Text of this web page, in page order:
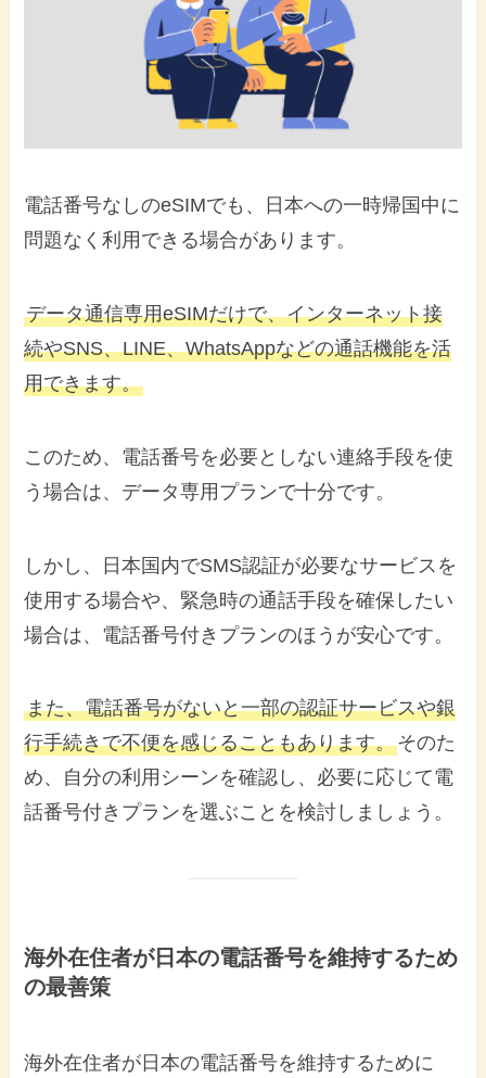
電話番号なしのeSIMでも、日本への一時帰国中に
問題なく利用できる場合があります。
データ通信専用eSIMだけで、インターネット接
続やSNS、LINE、WhatsAppなどの通話機能を活
用できます。
このため、電話番号を必要としない連絡手段を使
う場合は、データ専用プランで十分です。
しかし、日本国内でSMS認証が必要なサービスを
使用する場合や、緊急時の通話手段を確保したい
場合は、電話番号付きプランのほうが安心です。
また、電話番号がないと一部の認証サービスや銀
行手続きで不便を感じることもあります。そのた
め、自分の利用シーンを確認し、必要に応じて電
話番号付きプランを選ぶことを検討しましょう。
海外在住者が日本の電話番号を維持するため
の最善策
海外在住者が日本の電話番号を維持するために